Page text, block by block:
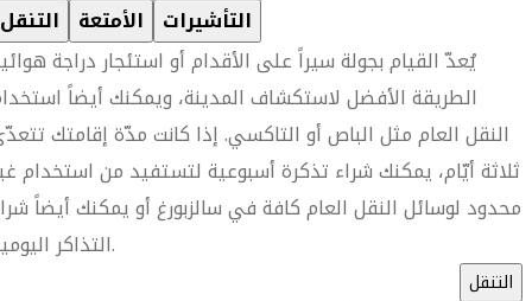
التنقل الأمتعة التأشيرات
يُعدّ القيام بجولة سيراً على الأقدام أو استئجار دراجة
الطريقة الأفضل لاستكشاف المدينة، ويمكنك أيضاً
النقل العام مثل الباص أو التاكسي. إذا كانت مدّة إقامتك
ثلاثة أيّام، يمكنك شراء تذكرة أسبوعية لتستفيد من استخدام
محدود لوسائل النقل العام كافة في سالزبورغ أو يمكنك أيضاً
التذاكر اليومية.
التنقل